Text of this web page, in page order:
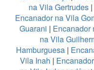
na Vila Gertrudes|
Encanador na Vila
Guarani | Encanador
na Vila
Hamburguesa|
Vila Inah |